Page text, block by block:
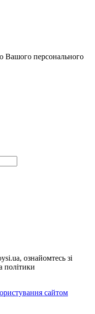
Вашого персонального
ознайомтесь зі
політики
сайтом